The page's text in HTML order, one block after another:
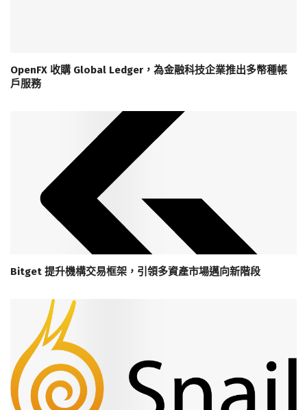
OpenFX 收購 Global Ledger，為金融科技企業推出多幣種帳
戶服務
Bitget 提升機構交易框架，引領多資產市場邁向新階段